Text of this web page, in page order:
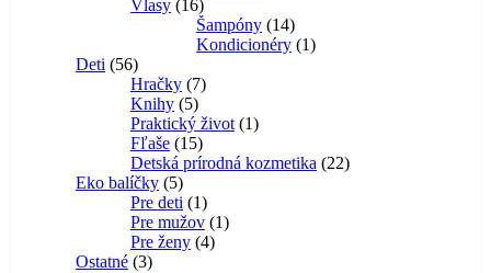
Vlasy 1616
produktov
Šampóny 1414
produktov
Kondicionéry 11
Deti 5656
produktov
Hračky 77
Knihy 55
produktov
Praktický život 11
Fľaše 1515
produktov
Detská prírodná kozmetika 2222
Eko balíčky 55
produktov
Pre deti 11
produkt
Pre mužov 11
Pre ženy 44
Ostatné 33